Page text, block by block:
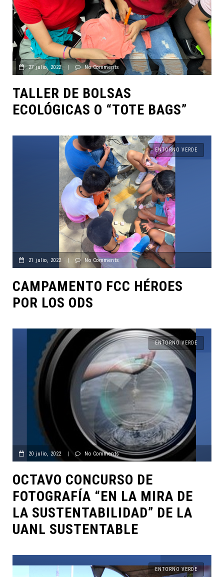
27 julio, 2022 | No Comments
TALLER DE BOLSAS
ECOLÓGICAS O “TOTE BAGS”
ENTORNO VERDE
21 julio, 2022 No Comments
CAMPAMENTO FCC HÉROES
POR LOS ODS
ENTORNO VERDE
20 julio, 2022 | No Comments
OCTAVO CONCURSO DE
FOTOGRAFÍA “EN LA MIRA DE
LA SUSTENTABILIDAD” DE LA
UANL SUSTENTABLE
ENTORNO VERDE